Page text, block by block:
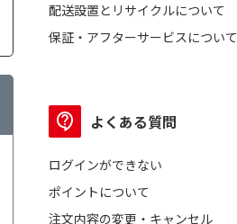
配送設置とリサイクルについて
保証・アフターサービスについて
よくある質問
ログインができない
ポイントについて
注文内容の変更・キャンセル